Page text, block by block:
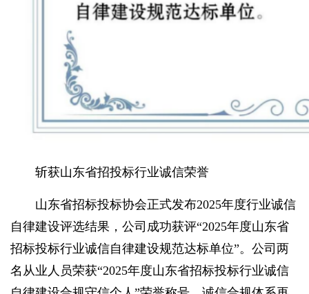
斩获山东省招投标行业诚信荣誉
山东省招标投标协会正式发布2025年度行业诚信
自律建设评选结果，公司成功获评“2025年度山东省
招标投标行业诚信自律建设规范达标单位”。公司两
名从业人员荣获“2025年度山东省招标投标行业诚信